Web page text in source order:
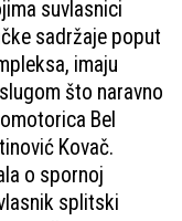
suvlasnici
sadržaje poput
imaju
što naravno
Bel
Kovač.
o spornoj
splitski